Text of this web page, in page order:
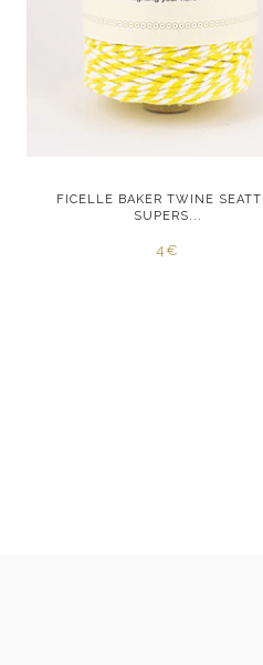
FICELLE BAKER TWINE
SUPERS...
4€